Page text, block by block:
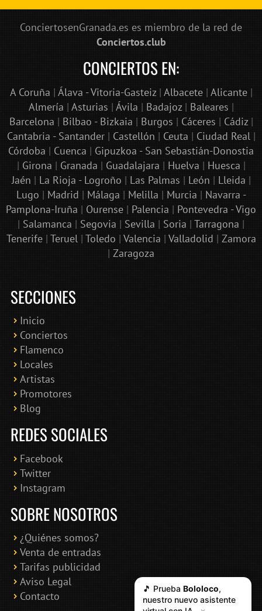
ConciertosenGranada.es es miembro de la red de
Conciertos.club
CONCIERTOS EN:
A Coruña | Álava - Vitoria-Gasteiz| Albacete| Alicante|
Almería | Asturias | Ávila | Badajoz| Baleares |
Barcelona | Bilbao - Bizkaia | Burgos | Cáceres | Cádiz|
Cantabria - Santander| Castellón | Ceuta | Ciudad Real|
Córdoba | Cuenca | Gipuzkoa - San Sebastián-Donostia
| Girona | Granada | Guadalajara | Huelva | Huesca |
Jaén | La Rioja - Logroño | Las Palmas | León | Lleida |
Lugo | Madrid | Málaga | Melilla | Murcia | Navarra -
Pamplona-Iruña | Ourense | Palencia | Pontevedra - Vigo
| Salamanca | Segovia | Sevilla | Soria | Tarragona |
Tenerife| Teruel| Toledo | Valencia | Valladolid | Zamora
| Zaragoza
SECCIONES
Inicio
Conciertos
Flamenco
Locales
Artistas
Promotores
Blog
REDES SOCIALES
Facebook
Twitter
Instagram
SOBRE NOSOTROS
¿Quiénes somos?
Venta de entradas
Tarifas publicidad
Aviso Legal
Contacto
🎵 PruebaBololoco,
nuestro nuevo asistente